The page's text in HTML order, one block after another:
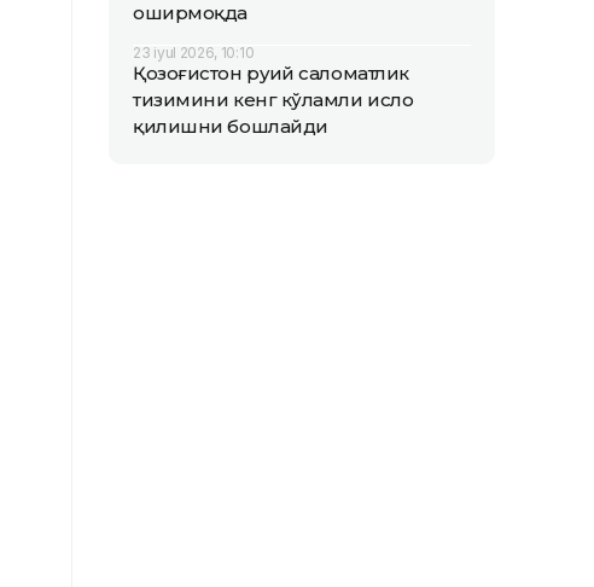
оширмоқда
23 iyul 2026, 10:10
Қозоғистон руҳий саломатлик
тизимини кенг кўламли ислоҳ
қилишни бошлайди